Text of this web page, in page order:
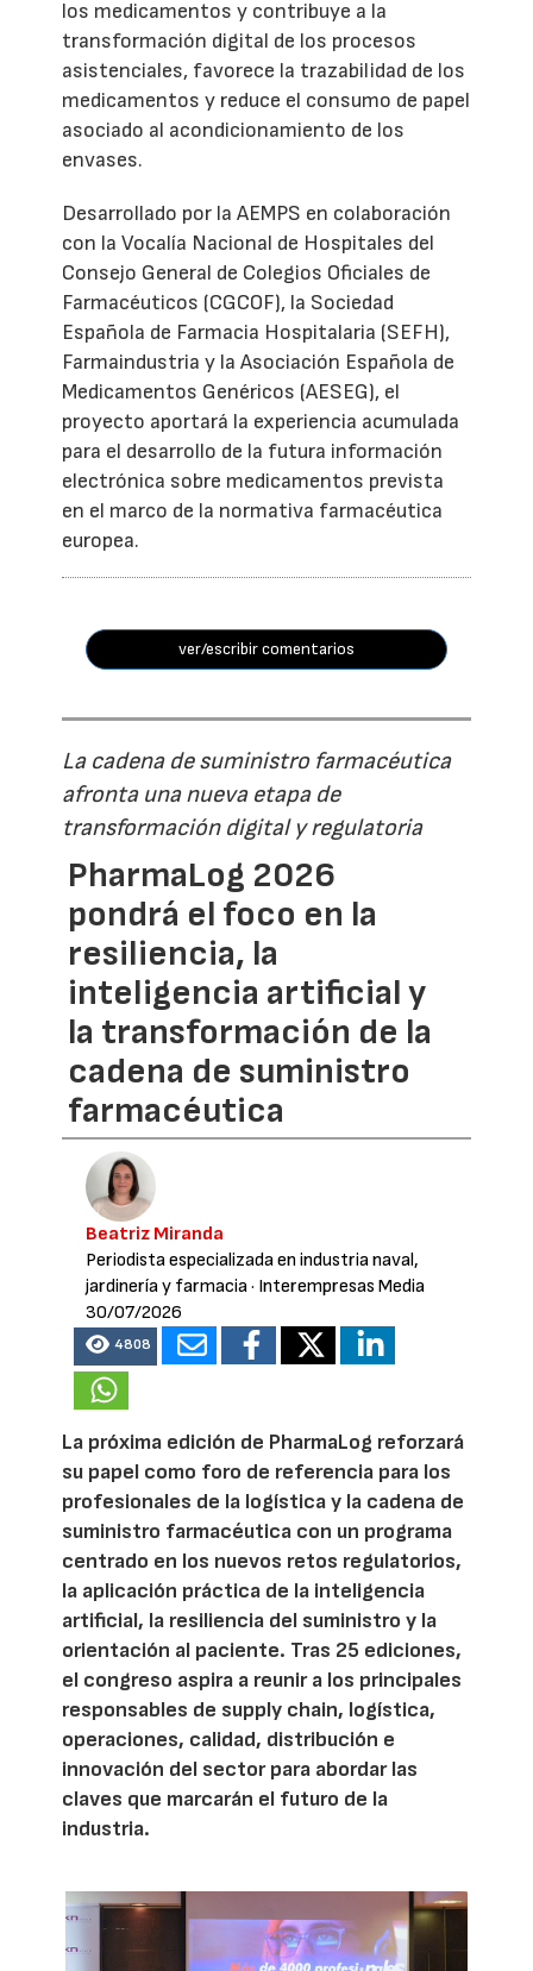
los medicamentos y contribuye a la
transformación digital de los procesos
asistenciales, favorece la trazabilidad de los
medicamentos y reduce el consumo de papel
asociado al acondicionamiento de los
envases.
Desarrollado por la AEMPS en colaboración
con la Vocalía Nacional de Hospitales del
Consejo General de Colegios Oficiales de
Farmacéuticos (CGCOF), la Sociedad
Española de Farmacia Hospitalaria (SEFH),
Farmaindustria y la Asociación Española de
Medicamentos Genéricos (AESEG), el
proyecto aportará la experiencia acumulada
para el desarrollo de la futura información
electrónica sobre medicamentos prevista
en el marco de la normativa farmacéutica
europea.
ver/escribir comentarios
La cadena de suministro farmacéutica
afronta una nueva etapa de
transformación digital y regulatoria
PharmaLog 2026
pondrá el foco en la
resiliencia, la
inteligencia artificial y
la transformación de la
cadena de suministro
farmacéutica
Beatriz Miranda
Periodista especializada en industria naval,
jardinería y farmacia· Interempresas Media
30/07/2026
4808
La próxima edición de PharmaLog reforzará
su papel como foro de referencia para los
profesionales de la logística y la cadena de
suministro farmacéutica con un programa
centrado en los nuevos retos regulatorios,
la aplicación práctica de la inteligencia
artificial, la resiliencia del suministro y la
orientación al paciente. Tras 25 ediciones,
el congreso aspira a reunir a los principales
responsables de supply chain, logística,
operaciones, calidad, distribución e
innovación del sector para abordar las
claves que marcarán el futuro de la
industria.